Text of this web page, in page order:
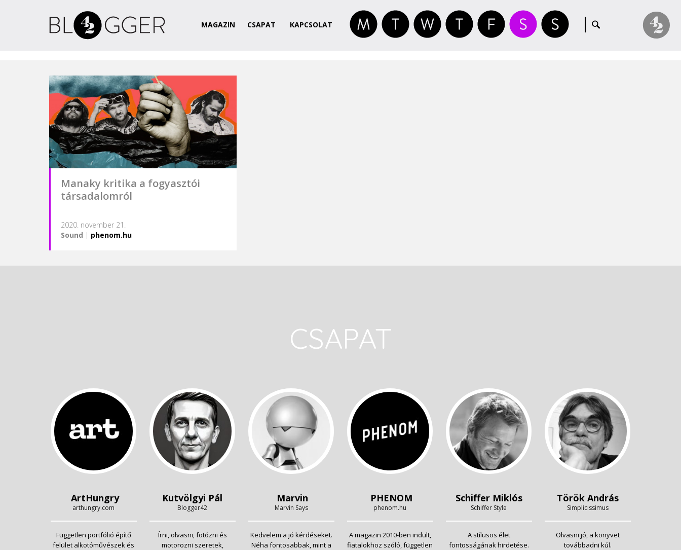
MAGAZIN CSAPAT KAPCSOLAT
Manaky kritika a fogyasztói
társadalomról
2020. november 21.
Sound | phenom.hu
CSAPAT
ArtHungry
arthungry.com
Független portfólió építő
felület alkotóművészek és
Kutvölgyi Pál
Blogger42
Írni, olvasni, fotózni és
motorozni szeretek,
Marvin
Marvin Says
Kedvelem a jó kérdéseket.
Néha fontosabbak, mint a
PHENOM
phenom.hu
A magazin 2010-ben indult,
fiatalokhoz szóló, független
Schiffer Miklós
Schiffer Style
A stílusos élet
fontosságának hirdetése.
Török András
Simplicissimus
Olvasni jó, a könyvet
továbbadni kúl.